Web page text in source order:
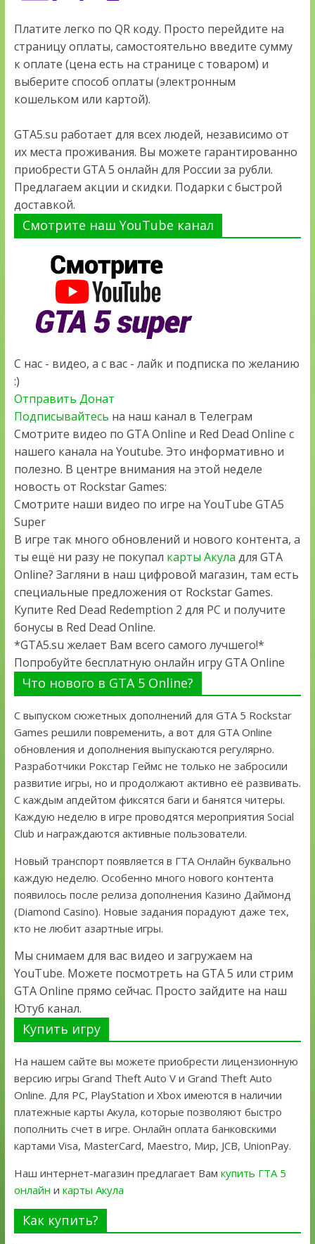
Платите легко по QR коду. Просто перейдите на
страницу оплаты, самостоятельно введите сумму
к оплате (цена есть на странице с товаром) и
выберите способ оплаты (электронным
кошельком или картой).
GTA5.su работает для всех людей, независимо от
их места проживания. Вы можете гарантированно
приобрести GTA 5 онлайн для России за рубли.
Предлагаем акции и скидки. Подарки с быстрой
доставкой.
Смотрите наш YouTube канал
С нас - видео, а с вас - лайк и подписка по желанию
:)
Отправить Донат
Подписывайтесь на наш канал в Телеграм
Смотрите видео по GTA Online и Red Dead Online с
нашего канала на Youtube. Это информативно и
полезно. В центре внимания на этой неделе
новость от Rockstar Games:
Смотрите наши видео по игре на YouTube GTA5
Super
В игре так много обновлений и нового контента, а
ты ещё ни разу не покупал карты Акула для GTA
Online? Загляни в наш цифровой магазин, там есть
специальные предложения от Rockstar Games.
Купите Red Dead Redemption 2 для PC и получите
бонусы в Red Dead Online.
*GTA5.su желает Вам всего самого лучшего!*
Попробуйте бесплатную онлайн игру GTA Online
Что нового в GTA 5 Online?
С выпуском сюжетных дополнений для GTA 5 Rockstar
Games решили повременить, а вот для GTA Online
обновления и дополнения выпускаются регулярно.
Разработчики Рокстар Геймс не только не забросили
развитие игры, но и продолжают активно её развивать.
С каждым апдейтом фиксятся баги и банятся читеры.
Каждую неделю в игре проводятся мероприятия Social
Club и награждаются активные пользователи.
Новый транспорт появляется в ГТА Онлайн буквально
каждую неделю. Особенно много нового контента
появилось после релиза дополнения Казино Даймонд
(Diamond Casino). Новые задания порадуют даже тех,
кто не любит азартные игры.
Мы снимаем для вас видео и загружаем на
YouTube. Можете посмотреть на GTA 5 или стрим
GTA Online прямо сейчас. Просто зайдите на наш
Ютуб канал.
Купить игру
На нашем сайте вы можете приобрести лицензионную
версию игры Grand Theft Auto V и Grand Theft Auto
Online. Для PC, PlayStation и Xbox имеются в наличии
платежные карты Акула, которые позволяют быстро
пополнить счет в игре. Онлайн оплата банковскими
картами Visa, MasterCard, Maestro, Мир, JCB, UnionPay.
Наш интернет-магазин предлагает Вам купить ГТА 5
онлайн и карты Акула
Как купить?